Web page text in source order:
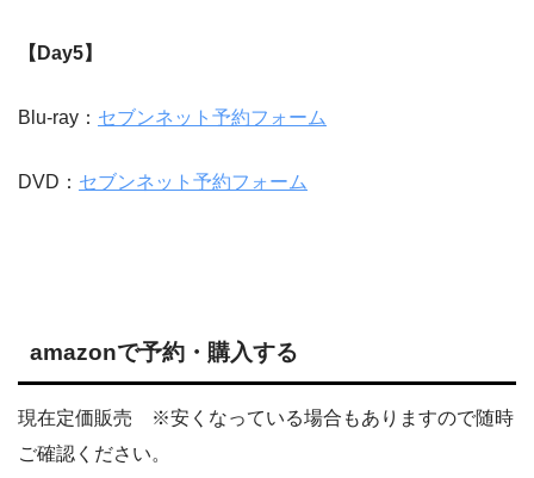
【Day5】
Blu-ray： セブンネット予約フォーム
DVD： セブンネット予約フォーム
amazonで予約・購入する
現在定価販売 ※安くなっている場合もありますので随時
ご確認ください。